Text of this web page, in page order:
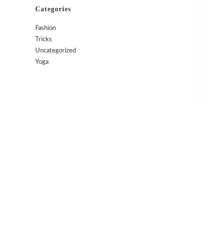
Categories
Fashion
Tricks
Uncategorized
Yoga